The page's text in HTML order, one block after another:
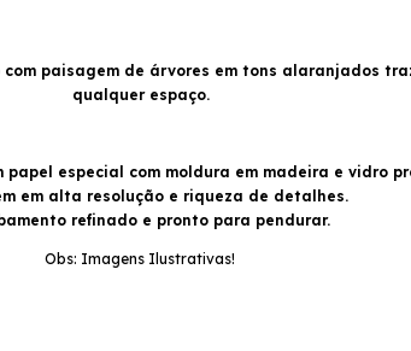
paisagem de árvores em tons alaranjados
qualquer espaço.
papel especial com moldura em madeira e vidro
em alta resolução e riqueza de detalhes.
refinado e pronto para pendurar.
Obs: Imagens Ilustrativas!